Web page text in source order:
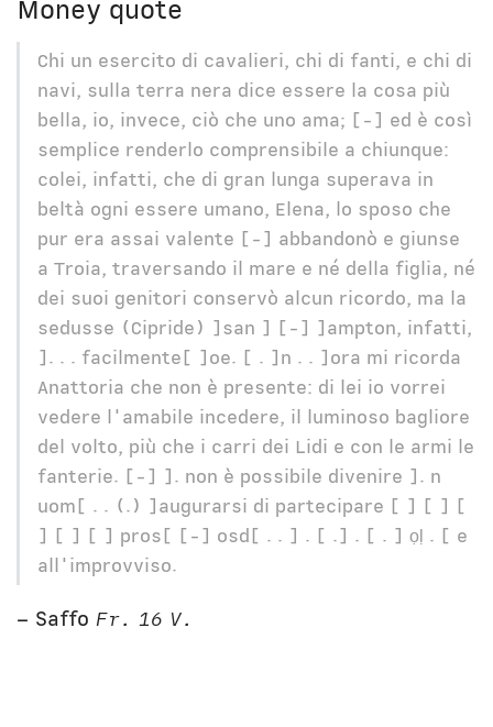
Money quote
Chi un esercito di cavalieri, chi di fanti, e chi di
navi, sulla terra nera dice essere la cosa più
bella, io, invece, ciò che uno ama; [-] ed è così
semplice renderlo comprensibile a chiunque:
colei, infatti, che di gran lunga superava in
beltà ogni essere umano, Elena, lo sposo che
pur era assai valente [-] abbandonò e giunse
a Troia, traversando il mare e né della figlia, né
dei suoi genitori conservò alcun ricordo, ma la
sedusse (Cipride) ]san ] [-] ]ampton, infatti,
]. . . facilmente[ ]oe. [ . ]n . . ]ora mi ricorda
Anattoria che non è presente: di lei io vorrei
vedere l'amabile incedere, il luminoso bagliore
del volto, più che i carri dei Lidi e con le armi le
fanterie. [-] ]. non è possibile divenire ]. n
uom[ . . (.) ]augurarsi di partecipare [ ] [ ] [
] [ ] [ ] pros[ [-] osd[ . . ] . [ .] . [ . ] ọḷ . [ e
all'improvviso.
– Saffo Fr. 16 V.